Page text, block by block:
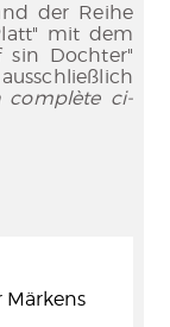
der Reihe
mit dem
sin Dochter"
complète ci-
Märkens